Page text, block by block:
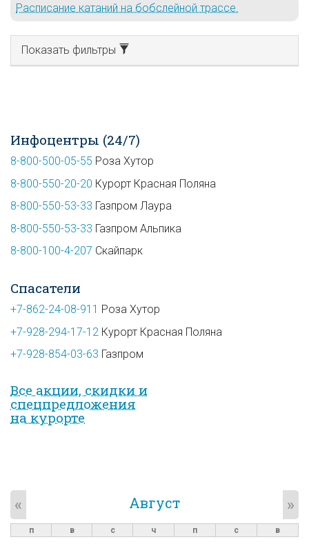
Расписание катаний на бобслейной трассе.
Показать фильтры
Инфоцентры (24/7)
8-800-500-05-55 Роза Хутор
8-800-550-20-20 Курорт Красная Поляна
8-800-550-53-33 Газпром Лаура
8-800-550-53-33 Газпром Альпика
8-800-100-4-207 Скайпарк
Спасатели
+7-862-24-08-911 Роза Хутор
+7-928-294-17-12 Курорт Красная Поляна
+7-928-854-03-63 Газпром
Все акции, скидки и
спец­предложе­ния
на курорте
Август
« »
п в с ч п с
в